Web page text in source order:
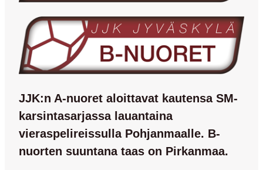
JJK:n A-nuoret aloittavat kautensa SM-
karsintasarjassa lauantaina
vieraspelireissulla Pohjanmaalle. B-
nuorten suuntana taas on Pirkanmaa.